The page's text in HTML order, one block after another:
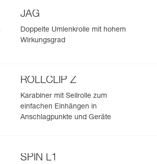
JAG
Doppelte Umlenkrolle mit hohem
Wirkungsgrad
ROLLCLIP Z
Karabiner mit Seilrolle zum
einfachen Einhängen in
Anschlagpunkte und Geräte
SPIN L1